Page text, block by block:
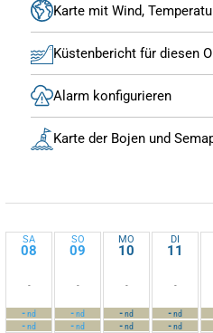
Karte mit Wind,
Küstenbericht für diesen
Alarm konfigurieren
Karte der Bojen und
SA
08
-
-nd
-nd
SO
09
-
-nd
-nd
MO
10
-
-nd
-nd
DI
11
-
-nd
-nd